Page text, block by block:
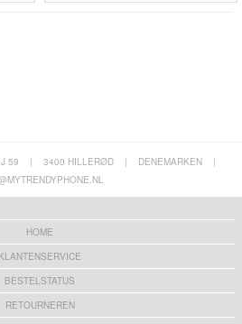
59 | 3400 HILLERØD | DENEMARKEN
|
HOME
KLANTENSERVICE
BESTELSTATUS
RETOURNEREN